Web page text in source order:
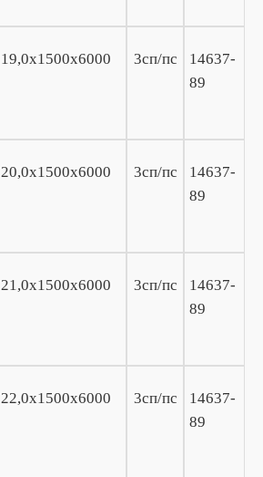
19,0х1500х6000 3сп/пс
14637-
89
20,0х1500х6000 3сп/пс
14637-
89
21,0х1500х6000 3сп/пс
14637-
89
22,0х1500х6000 3сп/пс
14637-
89